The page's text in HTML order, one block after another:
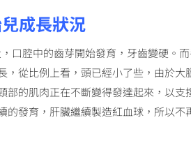
成長狀況
口腔中的齒芽開始發育，牙齒變硬。
，從比例上看，頭已經小了些，由於大
部的肌肉正在不斷變得發達起來，以支
的發育，肝臟繼續製造紅血球，所以